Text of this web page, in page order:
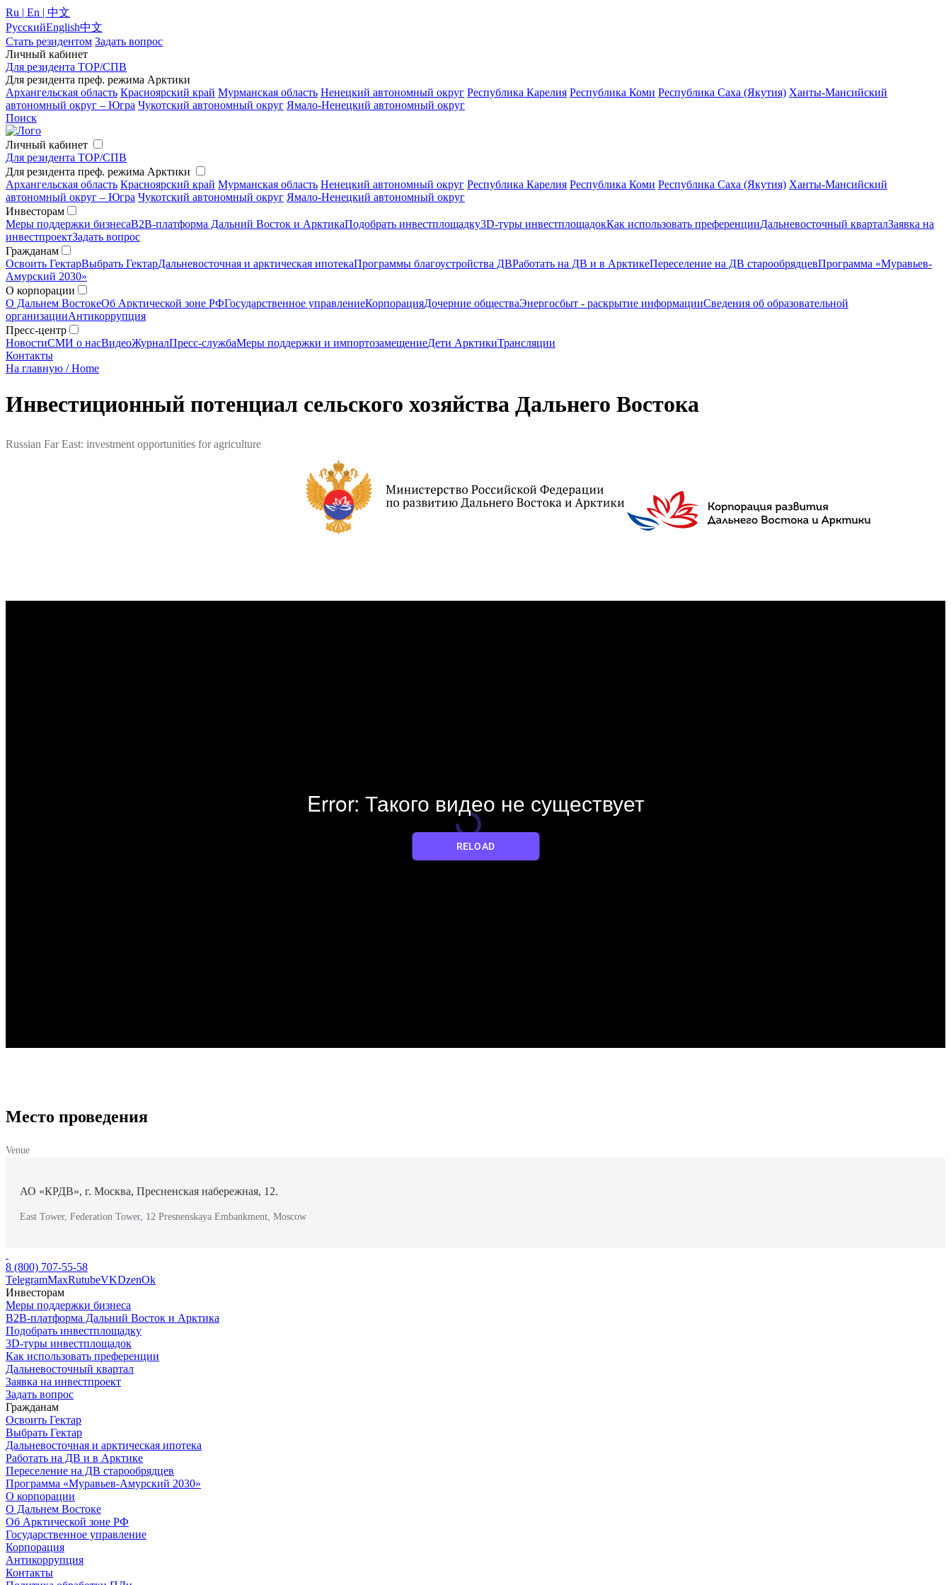
Ru | En | 中文
РусскийEnglish中文
Стать резидентом Задать вопрос
Личный кабинет
Для резидента ТОР/СПВ
Для резидента преф. режима Арктики
Архангельская область Красноярский край Мурманская область Ненецкий автономный округ Республика Карелия Республика Коми Республика Саха (Якутия) Ханты-Мансийский
автономный округ – Югра Чукотский автономный округ Ямало-Ненецкий автономный округ
Поиск
Личный кабинет
Для резидента ТОР/СПВ
Для резидента преф. режима Арктики
Архангельская область Красноярский край Мурманская область Ненецкий автономный округ Республика Карелия Республика Коми Республика Саха (Якутия) Ханты-Мансийский
автономный округ – Югра Чукотский автономный округ Ямало-Ненецкий автономный округ
Инвесторам
Меры поддержки бизнесаB2B-платформа Дальний Восток и АрктикаПодобрать инвестплощадку3D-туры инвестплощадокКак использовать преференцииДальневосточный кварталЗаявка на
инвестпроектЗадать вопрос
Гражданам
Освоить ГектарВыбрать ГектарДальневосточная и арктическая ипотекаПрограммы благоустройства ДВРаботать на ДВ и в АрктикеПереселение на ДВ старообрядцевПрограмма «Муравьев-
Амурский 2030»
О корпорации
О Дальнем ВостокеОб Арктической зоне РФГосударственное управлениеКорпорацияДочерние обществаЭнергосбыт - раскрытие информацииСведения об образовательной
организацииАнтикоррупция
Пресс-центр
НовостиСМИ о насВидеоЖурналПресс-службаМеры поддержки и импортозамещениеДети АрктикиТрансляции
Контакты
На главную / Home
Инвестиционный потенциал сельского хозяйства Дальнего Востока
Russian Far East: investment opportunities for agriculture
Место проведения
Venue
АО «КРДВ», г. Москва, Пресненская набережная, 12.
East Tower, Federation Tower, 12 Presnenskaya Embankment, Moscow
8 (800) 707-55-58
TelegramMaxRutubeVKDzenOk
Инвесторам
Меры поддержки бизнеса
B2B-платформа Дальний Восток и Арктика
Подобрать инвестплощадку
3D-туры инвестплощадок
Как использовать преференции
Дальневосточный квартал
Заявка на инвестпроект
Задать вопрос
Гражданам
Освоить Гектар
Выбрать Гектар
Дальневосточная и арктическая ипотека
Работать на ДВ и в Арктике
Переселение на ДВ старообрядцев
Программа «Муравьев-Амурский 2030»
О корпорации
О Дальнем Востоке
Об Арктической зоне РФ
Государственное управление
Корпорация
Антикоррупция
Контакты